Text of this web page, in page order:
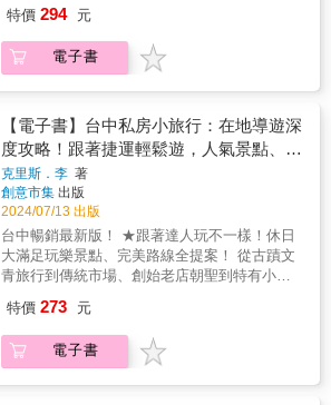
煙。送孩子到對街的民族國小上學後，人潮也
隨晨光湧入；牛雜湯、羊肉湯、湯圓粉條冰過
午即售罄，傍晚共和路黃昏市場再接棒服務晚
來到此地駐紮、深根，以身體勞動交陪地方日
常；買辦日用尋生鮮的人，則日復一日穿梭往
來，成為此地不在籍卻親暱的流動人口。足有
六層樓的城隍廟，聚集起整個嘉義人的地方信
仰從古至今，人們來到民族里可不只是為了去
市場採買、做生意。位在東市場旁的城隍廟，
是整個嘉義舊城區的信仰中心，吸引來自四面
八方的信眾前往參拜。由高聳牌坊入內、通過
極深的廣場抵達六層樓堂皇的廟體，城隍廟的
另外三面，卻藏身於熱鬧的ㄇ字型街市與住宅
梳城隍廟歷史，以及特殊的九大柱、夜巡與輪
普習俗，以信仰的角度認識民族里於不同時代
嘉義市的重要性。市場休息後的B-side，找尋
行、興隆居、厚得福、金龍彩、高雄牛乳大
藝術文創R23糖倉會展中心、駁二藝術特區、衛
武營國家藝術文化中心、金馬賓館當代美術
館、棧貳庫、大東藝術文化中心、內惟藝術中
人氣美食橋頭太成肉包、牡丹園、高雄婆婆
冰、自由黃昏市場、金華酥餅、渡船頭海之
冰、紅心粉圓、阿綿麻糬、阿進切仔麵&hellip;
道地味道大滿足！
車站，100+精彩遊點，最強行程一網打盡！&
恣意在衛武營彩繪巷弄遊走發現驚喜、置身內
惟藝術中心和純白山形建築拍張照！登高LOVE
港橋、愛河畔的浪漫白色貨櫃屋、來杯有歷史
的老江紅茶牛奶&hellip;發現最在地的美好時
光！&高雄捷運說走就走！不開車也能一路玩到
底的休日慢旅最有溫度的在地人文歷史導覽！&
迷人風景橋頭糖廠、哈瑪星鐵道文化園區、旗
后燈塔、高雄流行音樂中心、蓮池潭、大港
橋、打狗英國領事館、逍遙園、鳳儀書院、龍
貓隧道&hellip;最豐富的玩樂景點！&巷弄老店
不二緻果、中外餅舖、諭泉冰果店、香茗茶
行、興隆居、厚得福、金龍彩、高雄牛乳大
藝術文創R23糖倉會展中心、駁二藝術特區、衛
武營國家藝術文化中心、金馬賓館當代美術
館、棧貳庫、大東藝術文化中心、內惟藝術中
特價 294 元
電子書
【電子書】台中私房小旅行：在地導遊深
度攻略！跟著捷運輕鬆遊，人氣景點、絕
品美食、藝文散策，半日&一日這樣玩就
對了！
克里斯．李 著
創意市集 出版
2024/07/13 出版
台中暢銷最新版！ ★跟著達人玩不一樣！休日
大滿足玩樂景點、完美路線全提案！ 從古蹟文
青旅行到傳統市場、創始老店朝聖到特有小
弄新風景！ 彩虹眷村賞彩繪、無人商店買好
物、懷舊古街聽戲曲；圓滿戶外劇場看表演、
勤美誠品綠園道散策、造訪世界最美書店；宮
特價 273 元
電子書